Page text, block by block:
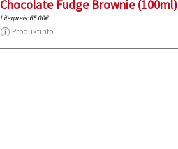
Chocolate Fudge Brownie (100ml)
Literpreis: 65.00€
Produktinfo